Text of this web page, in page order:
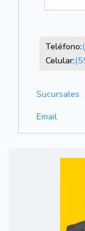
Teléfono:
Celular:
Sucursales
Email